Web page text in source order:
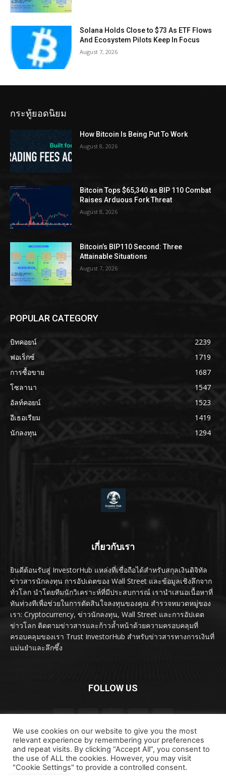
Solana Holds Close to $73 As ETF Flows
And Ecosystem Pilots Keep In Focus
August 7, 2026
กระทู้ยอดนิยม
How Bitcoin Is Being Put To Work
August 8, 2026
Bitcoin Tops $65,340 as BIP 110 Combat
Raises Arduous Fork Threat
August 8, 2026
Bitcoin’s BIP110 Second: Three
Attainable Situations
August 7, 2026
POPULAR CATEGORY
บิทคอยน์
2239
ฟอเร็กซ์
1719
การซื้อขาย
1687
โซลานา
1547
อัลท์คอยน์
1523
อีเธอเรียม
1419
นักลงทุน
1294
เกี่ยวกับเรา
ยินดีต้อนรับสู่ InvestorHub แหล่งที่เชื่อถือได้สำหรับสกุลเงินดิจิทัล
ข่าวสารนักลงทุน การอัปเดตของ Wall Street และข้อมูลเชิงลึกจาก
ทั่วโลก นำโดยทีมนักวิเคราะห์ที่มีประสบการณ์ เรานำเสนอเนื้อหาที่
ทันท่วงทีเพื่อช่วยในการตัดสินใจลงทุนของคุณ สำรวจหมวดหมู่ของ
เรา: Cryptocurrency, ข่าวนักลงทุน, Wall Street และการอัปเดต
ข่าวโลก ติดตามข่าวสารและก้าวล้ำหน้าด้วยความครอบคลุมที่
ครอบคลุมของเรา Trust InvestorHub สำหรับข่าวสารทางการเงินที่
แม่นยำและลึกซึ้ง
FOLLOW US
ลิขสิทธิ์ © ลิขสิทธิ์ 2024 investorhub.click สงวนลิขสิทธิ์
We use cookies on our website to give you the most
relevant experience by remembering your preferences
and repeat visits. By clicking “Accept All”, you consent to
the use of ALL the cookies. However, you may visit
"Cookie Settings" to provide a controlled consent.